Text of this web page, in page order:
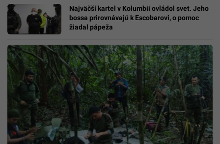
Najväčší kartel v Kolumbii ovládol svet. Jeho
bossa prirovnávajú k Escobarovi, o pomoc
žiadal pápeža